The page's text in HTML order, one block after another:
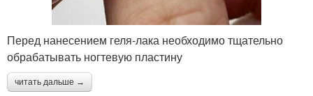
Перед нанесением геля-лака необходимо тщательно
обрабатывать ногтевую пластину
читать дальше →